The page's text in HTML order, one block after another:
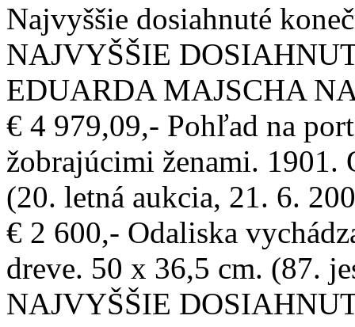
Najvyššie dosiahnuté
NAJVYŠŠIE
EDUARDA MAJSCHA
€ 4 979,09,- Pohľad na
žobrajúcimi ženami. 1901.
(20. letná aukcia, 21. 6.
€ 2 600,- Odaliska
dreve. 50 x 36,5 cm. (87.
NAJVYŠŠIE